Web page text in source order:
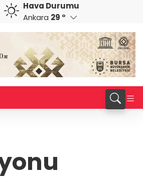
%0,73
RUB
0,5822
Hava Durumu
Ankara 29 °